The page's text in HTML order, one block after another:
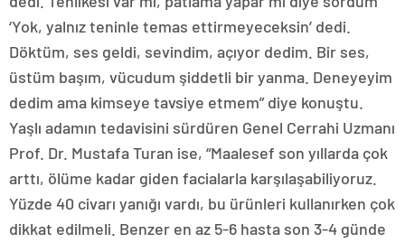
‘Yok, yalnız teninle temas ettirmeyeceksin’ dedi.
Döktüm, ses geldi, sevindim, açıyor dedim. Bir ses,
üstüm başım, vücudum şiddetli bir yanma. Deneyeyim
dedim ama kimseye tavsiye etmem” diye konuştu.
Yaşlı adamın tedavisini sürdüren Genel Cerrahi Uzmanı
Prof. Dr. Mustafa Turan ise, “Maalesef son yıllarda çok
arttı, ölüme kadar giden facialarla karşılaşabiliyoruz.
Yüzde 40 civarı yanığı vardı, bu ürünleri kullanırken çok
dikkat edilmeli. Benzer en az 5-6 hasta son 3-4 günde